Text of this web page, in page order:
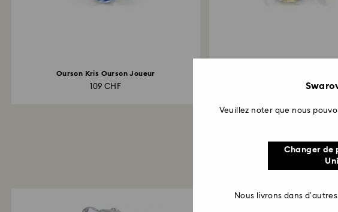
Ourson Kris Ourson Joueur
109 CHF 89 CHF
Vous
Veuillez noter que nous
Changer de
Nous livrons dans